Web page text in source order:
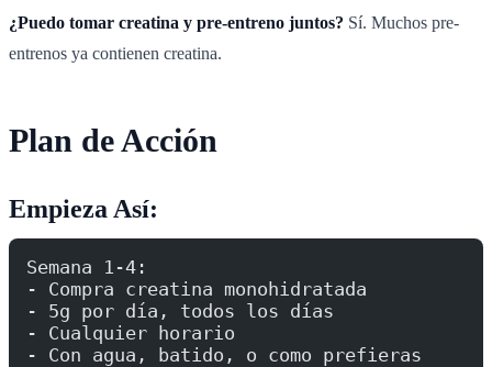
¿Puedo tomar creatina y pre-entreno juntos? Sí. Muchos pre-
entrenos ya contienen creatina.
Plan de Acción
Empieza Así:
Semana 1-4:
- Compra creatina monohidratada
- 5g por día, todos los días
- Cualquier horario
- Con agua, batido, o como prefieras